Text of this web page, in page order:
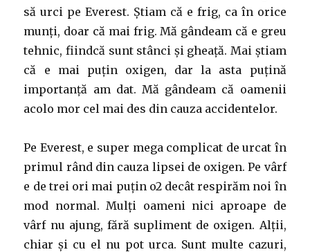
să urci pe Everest. Știam că e frig, ca în orice
munți, doar că mai frig. Mă gândeam că e greu
tehnic, fiindcă sunt stânci și gheață. Mai știam
că e mai puțin oxigen, dar la asta puțină
importanță am dat. Mă gândeam că oamenii
acolo mor cel mai des din cauza accidentelor.
Pe Everest, e super mega complicat de urcat în
primul rând din cauza lipsei de oxigen. Pe vârf
e de trei ori mai puțin o2 decât respirăm noi în
mod normal. Mulți oameni nici aproape de
vârf nu ajung, fără supliment de oxigen. Alții,
chiar și cu el nu pot urca. Sunt multe cazuri,